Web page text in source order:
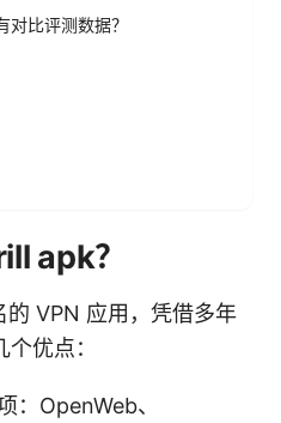
对比评测数据？
apk？
VPN 应用，凭借多年
优点：
：OpenWeb、